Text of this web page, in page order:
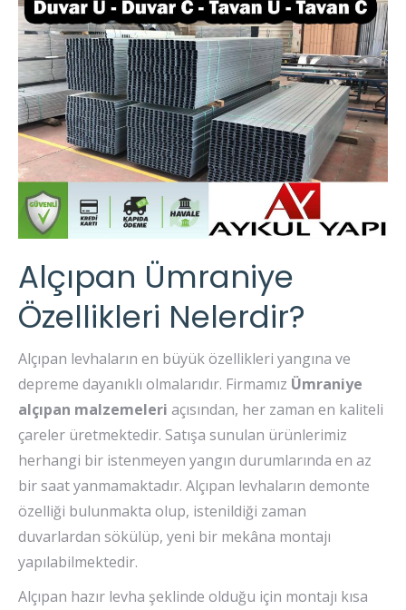
Alçıpan Ümraniye
Özellikleri Nelerdir?
Alçıpan levhaların en büyük özellikleri yangına ve
depreme dayanıklı olmalarıdır. Firmamız Ümraniye
alçıpan malzemeleri açısından, her zaman en kaliteli
çareler üretmektedir. Satışa sunulan ürünlerimiz
herhangi bir istenmeyen yangın durumlarında en az
bir saat yanmamaktadır. Alçıpan levhaların demonte
özelliği bulunmakta olup, istenildiği zaman
duvarlardan sökülüp, yeni bir mekâna montajı
yapılabilmektedir.
Alçıpan hazır levha şeklinde olduğu için montajı kısa